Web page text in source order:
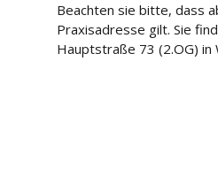
Beachten sie bitte, dass
Praxisadresse gilt. Sie
Hauptstraße 73 (2.OG) in